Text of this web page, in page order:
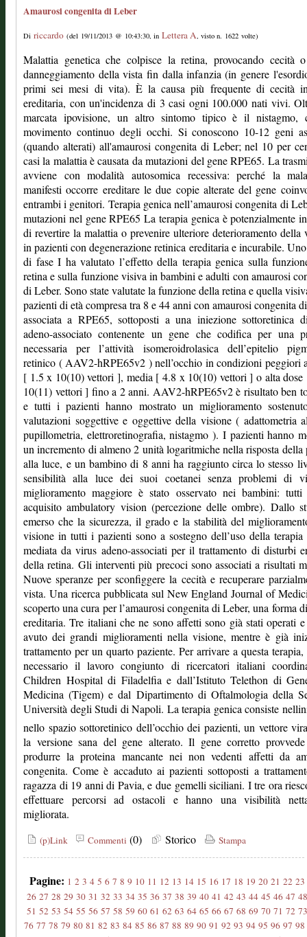
Amaurosi congenita di Leber
Di riccardo (del 19/11/2013 @ 10:43:30, in Lettera A, visto n. 1622 volte)
Malattia genetica che colpisce la retina, provocando cecità
danneggiamento della vista fin dalla infanzia (in genere
primi sei mesi di vita). È la causa più frequente di cecità
ereditaria, con un'incidenza di 3 casi ogni 100.000 nati vivi.
marcata ipovisione, un altro sintomo tipico è il nistagmo,
movimento continuo degli occhi. Si conoscono 10-12 geni
(quando alterati) all'amaurosi congenita di Leber; nel 10 per
casi la malattia è causata da mutazioni del gene RPE65. La
avviene con modalità autosomica recessiva: perché la
manifesti occorre ereditare le due copie alterate del gene
entrambi i genitori. Terapia genica nell’amaurosi congenita di
mutazioni nel gene RPE65 La terapia genica è potenzialmente
di revertire la malattia o prevenire ulteriore deterioramento della
in pazienti con degenerazione retinica ereditaria e incurabile.
di fase I ha valutato l’effetto della terapia genica sulla
retina e sulla funzione visiva in bambini e adulti con amaurosi
di Leber. Sono state valutate la funzione della retina e quella
pazienti di età compresa tra 8 e 44 anni con amaurosi congenita
associata a RPE65, sottoposti a una iniezione sottoretinica
adeno-associato contenente un gene che codifica per una
necessaria per l’attività isomeroidrolasica dell’epitelio
retinico ( AAV2-hRPE65v2 ) nell’occhio in condizioni peggiori
[ 1.5 x 10(10) vettori ], media [ 4.8 x 10(10) vettori ] o alta
10(11) vettori ] fino a 2 anni. AAV2-hRPE65v2 è risultato ben
e tutti i pazienti hanno mostrato un miglioramento
valutazioni soggettive e oggettive della visione ( adattometria
pupillometria, elettroretinografia, nistagmo ). I pazienti hanno
un incremento di almeno 2 unità logaritmiche nella risposta della
alla luce, e un bambino di 8 anni ha raggiunto circa lo stesso
sensibilità alla luce dei suoi coetanei senza problemi di
miglioramento maggiore è stato osservato nei bambini: tutti
acquisito ambulatory vision (percezione delle ombre). Dallo
emerso che la sicurezza, il grado e la stabilità del
visione in tutti i pazienti sono a sostegno dell’uso della terapia
mediata da virus adeno-associati per il trattamento di disturbi
della retina. Gli interventi più precoci sono associati a risultati
Nuove speranze per sconfiggere la cecità e recuperare
vista. Una ricerca pubblicata sul New England Journal of
scoperto una cura per l’amaurosi congenita di Leber, una forma
ereditaria. Tre italiani che ne sono affetti sono già stati operati
avuto dei grandi miglioramenti nella visione, mentre è già
trattamento per un quarto paziente. Per arrivare a questa terapia,
necessario il lavoro congiunto di ricercatori italiani
Children Hospital di Filadelfia e dall’Istituto Telethon di
Medicina (Tigem) e dal Dipartimento di Oftalmologia della
Università degli Studi di Napoli. La terapia genica consiste
nello spazio sottoretinico dell’occhio dei pazienti, un vettore
la versione sana del gene alterato. Il gene corretto
produrre la proteina mancante nei non vedenti affetti da
congenita. Come è accaduto ai pazienti sottoposti a
ragazza di 19 anni di Pavia, e due gemelli siciliani. I tre ora
effettuare percorsi ad ostacoli e hanno una visibilità
migliorata.
(p)Link Commenti (0) Storico Stampa
Pagine: 1 2 3 4 5 6 7 8 9 10 11 12 13 14 15 16 17 18 19 20 21 22 23
26 27 28 29 30 31 32 33 34 35 36 37 38 39 40 41 42 43 44 45 46 47 48
51 52 53 54 55 56 57 58 59 60 61 62 63 64 65 66 67 68 69 70 71 72 73
76 77 78 79 80 81 82 83 84 85 86 87 88 89 90 91 92 93 94 95 96 97 98